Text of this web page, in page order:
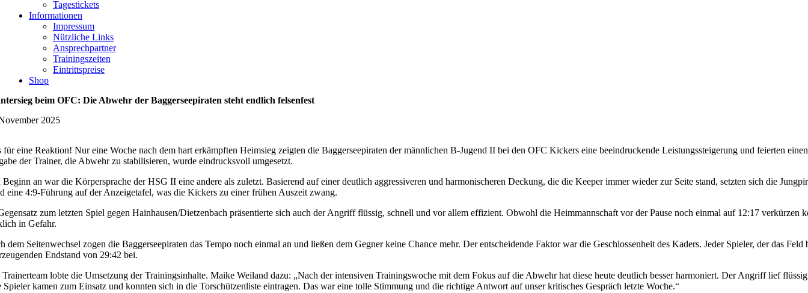
Tagestickets
Informationen
Impressum
Nützliche Links
Ansprechpartner
Trainingszeiten
Eintrittspreise
Shop
beim OFC: Die Abwehr der Baggerseepiraten steht endlich felsenfest
2025
für eine Reaktion! Nur eine Woche nach dem hart erkämpften Heimsieg zeigten die Baggerseepiraten der männlichen B-Jugend II bei den OFC Kickers eine beeindruckende Leistungssteigerung und feierten
der Trainer, die Abwehr zu stabilisieren, wurde eindrucksvoll umgesetzt.
Beginn an war die Körpersprache der HSG II eine andere als zuletzt. Basierend auf einer deutlich aggressiveren und harmonischeren Deckung, die die Keeper immer wieder zur Seite stand, setzten sich die
eine 4:9-Führung auf der Anzeigetafel, was die Kickers zu einer frühen Auszeit zwang.
zum letzten Spiel gegen Hainhausen/Dietzenbach präsentierte sich auch der Angriff flüssig, schnell und vor allem effizient. Obwohl die Heimmannschaft vor der Pause noch einmal auf 12:17
in Gefahr.
dem Seitenwechsel zogen die Baggerseepiraten das Tempo noch einmal an und ließen dem Gegner keine Chance mehr. Der entscheidende Faktor war die Geschlossenheit des Kaders. Jeder Spieler, der das
Endstand von 29:42 bei.
Trainerteam lobte die Umsetzung der Trainingsinhalte. Maike Weiland dazu: „Nach der intensiven Trainingswoche mit dem Fokus auf die Abwehr hat diese heute deutlich besser harmoniert. Der Angriff lief
kamen zum Einsatz und konnten sich in die Torschützenliste eintragen. Das war eine tolle Stimmung und die richtige Antwort auf unser kritisches Gespräch letzte Woche.“